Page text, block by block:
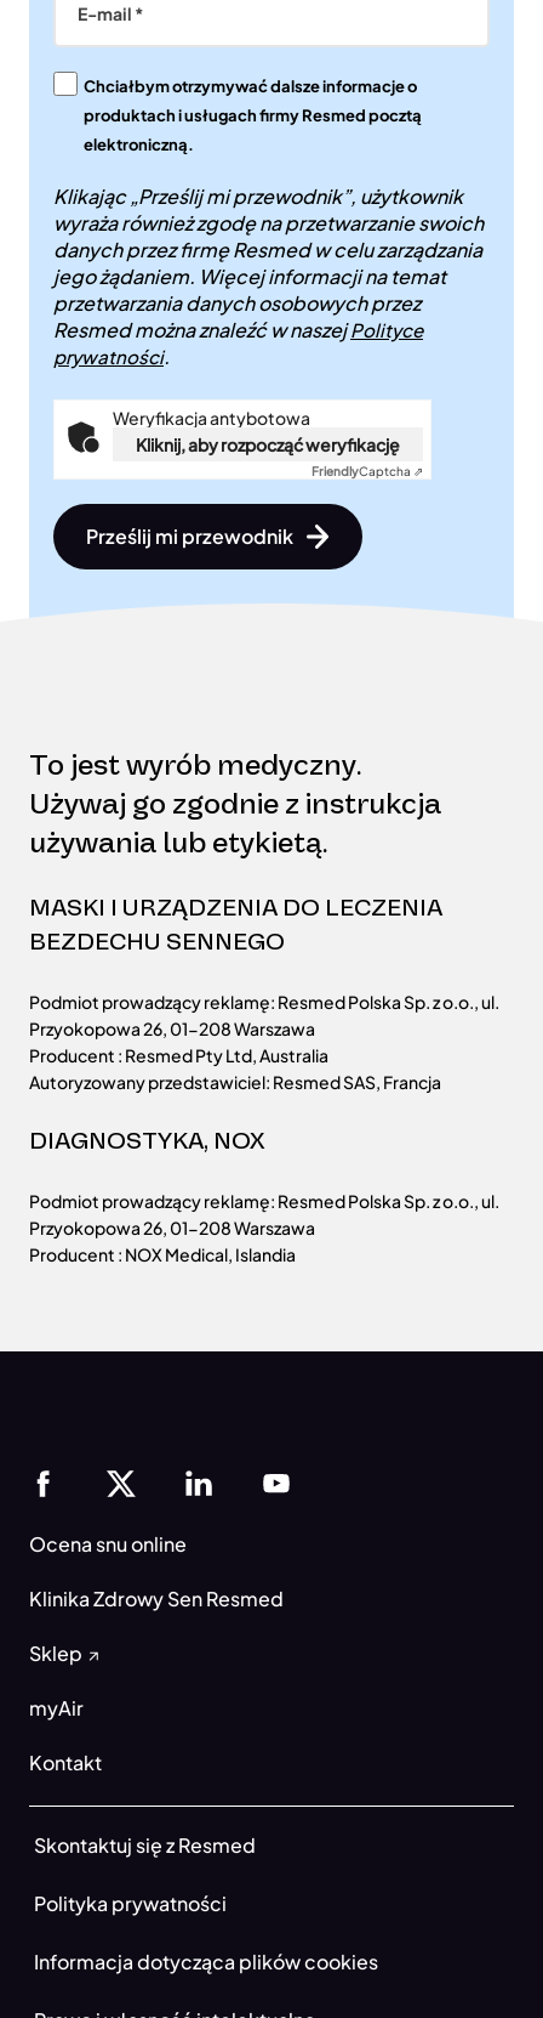
E-mail *
Chciałbym otrzymywać dalsze informacje o
produktach i usługach firmy Resmed pocztą
elektroniczną.
Klikając „Prześlij mi przewodnik”, użytkownik
wyraża również zgodę na przetwarzanie swoich
danych przez firmę Resmed w celu zarządzania
jego żądaniem. Więcej informacji na temat
przetwarzania danych osobowych przez
Resmed można znaleźć w naszejPolityce
prywatności.
Weryfikacja antybotowa
Kliknij, aby rozpocząć weryfikację
FriendlyCaptcha ⇗
Prześlij mi przewodnik
To jest wyrób medyczny.
Używaj go zgodnie z instrukcja
używania lub etykietą.
MASKI I URZĄDZENIA DO LECZENIA
BEZDECHU SENNEGO
Podmiot prowadzący reklamę: Resmed Polska Sp. z o.o., ul.
Przyokopowa 26, 01-208 Warszawa
Producent : Resmed Pty Ltd, Australia
Autoryzowany przedstawiciel: Resmed SAS, Francja
DIAGNOSTYKA, NOX
Podmiot prowadzący reklamę: Resmed Polska Sp. z o.o., ul.
Przyokopowa 26, 01-208 Warszawa
Producent : NOX Medical, Islandia
Ocena snu online
Klinika Zdrowy Sen Resmed
Sklep
myAir
Kontakt
Skontaktuj się z Resmed
Polityka prywatności
Informacja dotycząca plików cookies